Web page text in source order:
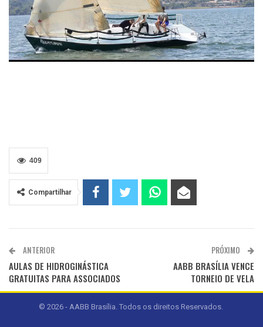
409
Compartilhar
ANTERIOR
AULAS DE HIDROGINÁSTICA
GRATUITAS PARA ASSOCIADOS
PRÓXIMO
AABB BRASÍLIA VENCE
TORNEIO DE VELA
© 2026 - AABB Brasília. Todos os direitos Reservados.